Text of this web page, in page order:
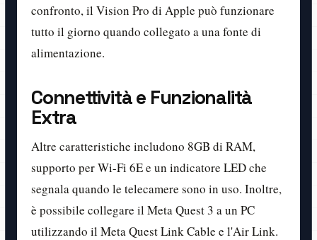
confronto, il Vision Pro di Apple può funzionare
tutto il giorno quando collegato a una fonte di
alimentazione.
Connettività e Funzionalità
Extra
Altre caratteristiche includono 8GB di RAM,
supporto per Wi-Fi 6E e un indicatore LED che
segnala quando le telecamere sono in uso. Inoltre,
è possibile collegare il Meta Quest 3 a un PC
utilizzando il Meta Quest Link Cable e l'Air Link.